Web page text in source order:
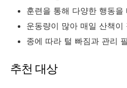
훈련을 통해 다양한 행동을
운동량이 많아 매일 산책이
종에 따라 털 빠짐과 관리
추천 대상